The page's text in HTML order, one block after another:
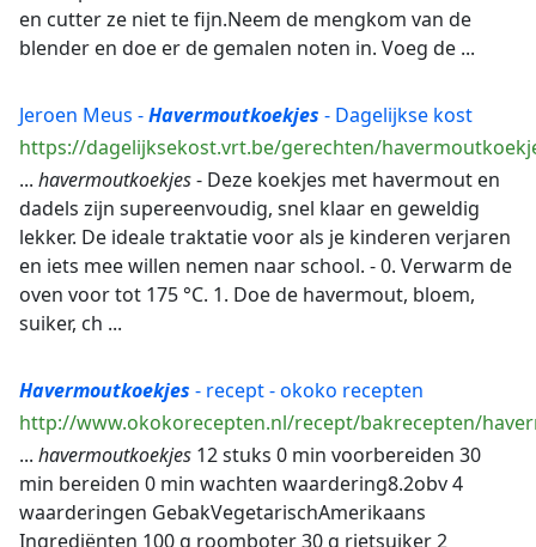
en cutter ze niet te fijn.Neem de mengkom van de
blender en doe er de gemalen noten in. Voeg de ...
Jeroen Meus -Havermoutkoekjes - Dagelijkse kost
https://dagelijksekost.vrt.be/gerechten/
... havermoutkoekjes- Deze koekjes met havermout en
dadels zijn supereenvoudig, snel klaar en geweldig
lekker. De ideale traktatie voor als je kinderen verjaren
en iets mee willen nemen naar school. - 0. Verwarm de
oven voor tot 175 °C. 1. Doe de havermout, bloem,
suiker, ch ...
Havermoutkoekjes - recept - okoko recepten
http://www.okokorecepten.nl/recept/bakrecepten/
... havermoutkoekjes 12 stuks 0 min voorbereiden 30
min bereiden 0 min wachten waardering8.2obv 4
waarderingen GebakVegetarischAmerikaans
Ingrediënten 100 g roomboter 30 g rietsuiker 2